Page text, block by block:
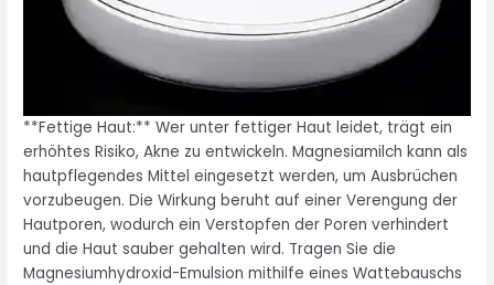
**Fettige Haut:** Wer unter fettiger Haut leidet, trägt ein
erhöhtes Risiko, Akne zu entwickeln. Magnesiamilch kann als
hautpflegendes Mittel eingesetzt werden, um Ausbrüchen
vorzubeugen. Die Wirkung beruht auf einer Verengung der
Hautporen, wodurch ein Verstopfen der Poren verhindert
und die Haut sauber gehalten wird. Tragen Sie die
Magnesiumhydroxid-Emulsion mithilfe eines Wattebauschs